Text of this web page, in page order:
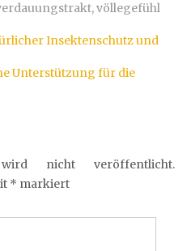
,völlegefühl
Insektenschutz und
Unterstützung für die
wird nicht veröffentlicht.
* markiert